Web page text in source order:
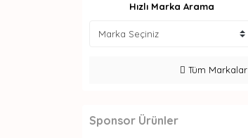
Hızlı Marka Arama
Tüm Markalar
Sponsor Ürünler